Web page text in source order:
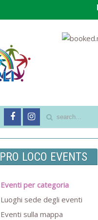
PRO LOCO EVENTS
Eventi per categoria
Luoghi sede degli eventi
Eventi sulla mappa